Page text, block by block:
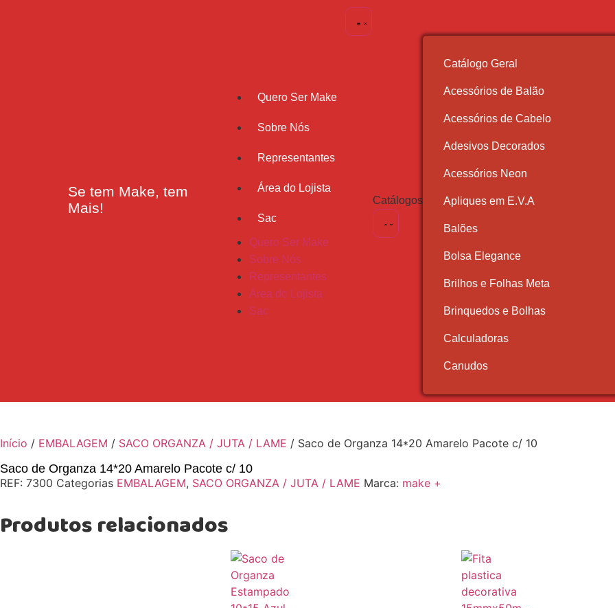
Se tem Make, tem
Mais!
Quero Ser Make
Sobre Nós
Representantes
Área do Lojista
Sac
Quero Ser Make
Sobre Nós
Representantes
Área do Lojista
Sac
Catálogos
Catálogo Geral
Acessórios de Balão
Acessórios de Cabelo
Adesivos Decorados
Acessórios Neon
Apliques em E.V.A
Balões
Bolsa Elegance
Brilhos e Folhas Meta
Brinquedos e Bolhas
Calculadoras
Canudos
Início / EMBALAGEM / SACO ORGANZA / JUTA / LAME / Saco de Organza 14*20 Amarelo Pacote c/ 10
Saco de Organza 14*20 Amarelo Pacote c/ 10
REF: 7300 Categorias EMBALAGEM, SACO ORGANZA / JUTA / LAME Marca: make +
Produtos relacionados